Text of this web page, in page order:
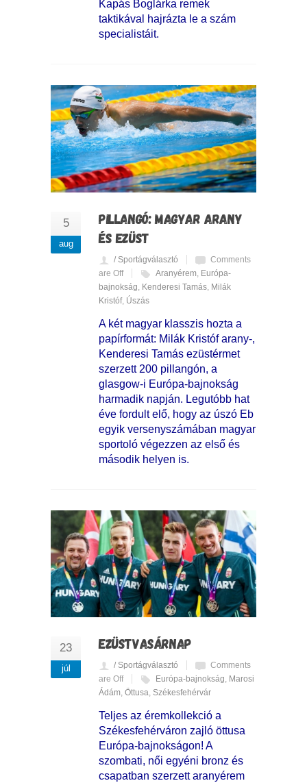
Kapás Boglárka remek
taktikával hajrázta le a szám
specialistáit.
5
aug
PILLANGÓ: MAGYAR ARANY
ÉS EZÜST
/ Sportágválasztó
Comments
are Off
Aranyérem Európa-
bajnokság Kenderesi Tamás Milák
Kristóf, Úszás
A két magyar klasszis hozta a
papírformát: Milák Kristóf arany-,
Kenderesi Tamás ezüstérmet
szerzett 200 pillangón, a
glasgow-i Európa-bajnokság
harmadik napján. Legutóbb hat
éve fordult elő, hogy az úszó Eb
egyik versenyszámában magyar
sportoló végezzen az első és
második helyen is.
23
júl
EZÜSTVASÁRNAP
/ Sportágválasztó
Comments
are Off
Európa-bajnokság, Marosi
Ádám, Öttusa, Székesfehérvár
Teljes az éremkollekció a
Székesfehérváron zajló öttusa
Európa-bajnokságon! A
szombati, női egyéni bronz és
csapatban szerzett aranyérem